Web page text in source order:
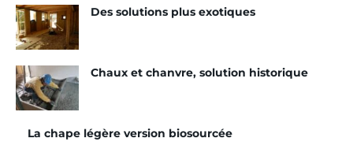
gammes.
« Lorsque nous avons repris l’entreprise,
elle ne comptait qu’une seule solution de chapes
fluides, à travers un liant prémix. Nous avons
depuis avancé en R&D, afin de proposer des
solutions d’adjuvantation. Ce qui permet à nos
constituants. »
Des solutions plus exotiques
Chaux et chanvre, solution historique
La chape légère version biosourcée